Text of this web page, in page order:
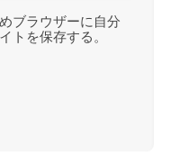
ブラウザーに自分
トを保存する。